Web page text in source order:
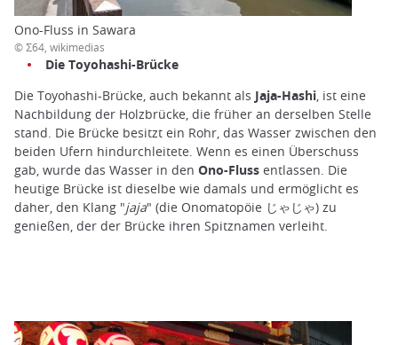
Ono-Fluss in Sawara
© Σ64, wikimedias
Die Toyohashi-Brücke
Die Toyohashi-Brücke, auch bekannt als Jaja-Hashi , ist eine
Nachbildung der Holzbrücke, die früher an derselben Stelle
stand. Die Brücke besitzt ein Rohr, das Wasser zwischen den
beiden Ufern hindurchleitete. Wenn es einen Überschuss
gab, wurde das Wasser in den Ono-Fluss entlassen. Die
heutige Brücke ist dieselbe wie damals und ermöglicht es
daher, den Klang "jaja" (die Onomatopöie じゃじゃ) zu
genießen, der der Brücke ihren Spitznamen verleiht.